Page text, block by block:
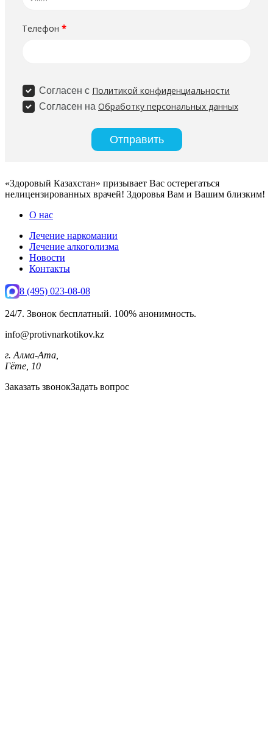
«Здоровый Казахстан» призывает Вас остерегаться
нелицензированных врачей! Здоровья Вам и Вашим близким!
О нас
Лечение наркомании
Лечение алкоголизма
Новости
Контакты
8 (495) 023-08-08
24/7. Звонок бесплатный. 100% анонимность.
info@protivnarkotikov.kz
г. Алма-Ата,
Гёте, 10
Заказать звонокЗадать вопрос